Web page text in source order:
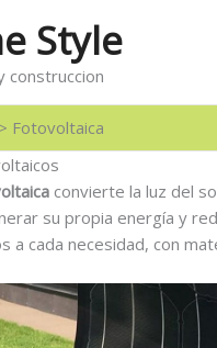
Style
construccion
Fotovoltaica
convierte la luz del
su propia energía y
a cada necesidad, con